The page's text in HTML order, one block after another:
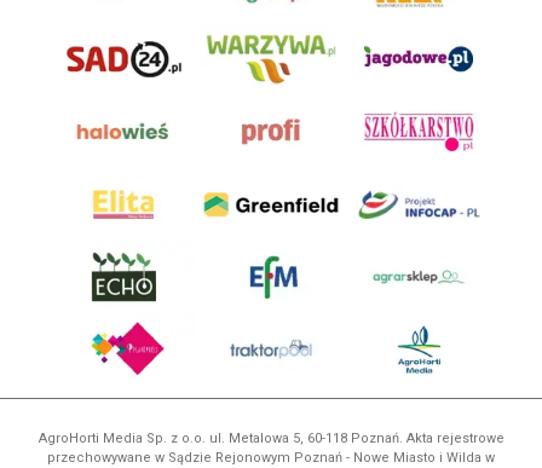
AgroHorti Media Sp. z o.o. ul. Metalowa 5, 60-118 Poznań. Akta rejestrowe
przechowywane w Sądzie Rejonowym Poznań - Nowe Miasto i Wilda w